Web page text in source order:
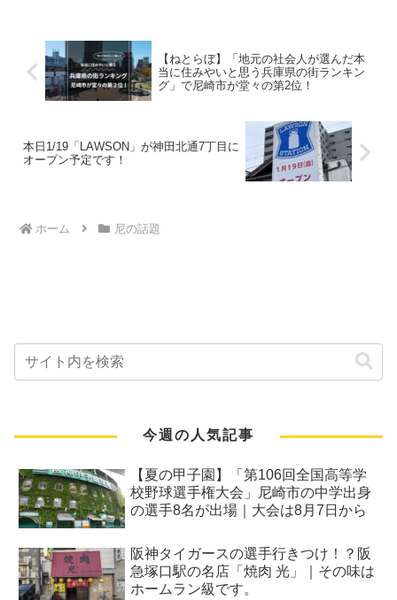
【ねとらぼ】「地元の社会人が選んだ本
当に住みやいと思う兵庫県の街ランキン
グ」で尼崎市が堂々の第2位！
本日1/19「LAWSON」が神田北通7丁目に
オープン予定です！
ホーム 尼の話題
今週の人気記事
【夏の甲子園】「第106回全国高等学
校野球選手権大会」尼崎市の中学出身
の選手8名が出場｜大会は8月7日から
阪神タイガースの選手行きつけ！？阪
急塚口駅の名店「焼肉 光」｜その味は
ホームラン級です。